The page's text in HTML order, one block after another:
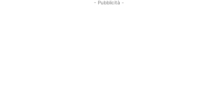
- Pubblicità -